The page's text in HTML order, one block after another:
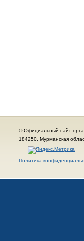
© Официальный сайт
184250, Мурманская
Политика